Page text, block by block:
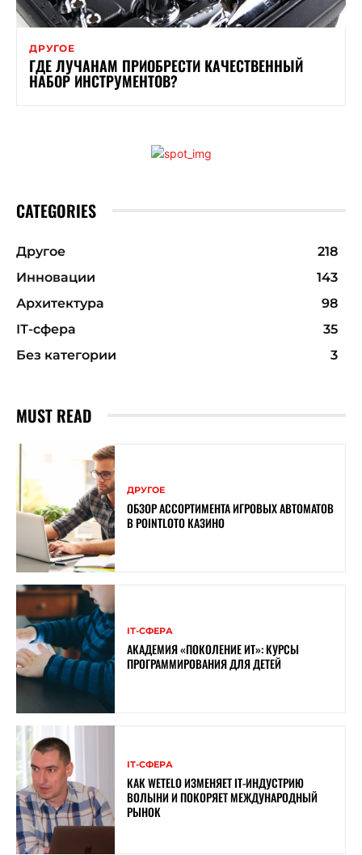
ДРУГОЕ
ГДЕ ЛУЧАНАМ ПРИОБРЕСТИ КАЧЕСТВЕННЫЙ
НАБОР ИНСТРУМЕНТОВ?
CATEGORIES
Другое
218
Инновации
143
Архитектура
98
ІТ-сфера
35
Без категории
3
MUST READ
ДРУГОЕ
ОБЗОР АССОРТИМЕНТА ИГРОВЫХ АВТОМАТОВ
В POINTLOTO КАЗИНО
ІТ-СФЕРА
АКАДЕМИЯ «ПОКОЛЕНИЕ ИТ»: КУРСЫ
ПРОГРАММИРОВАНИЯ ДЛЯ ДЕТЕЙ
ІТ-СФЕРА
КАК WETELO ИЗМЕНЯЕТ IT-ИНДУСТРИЮ
ВОЛЫНИ И ПОКОРЯЕТ МЕЖДУНАРОДНЫЙ
РЫНОК